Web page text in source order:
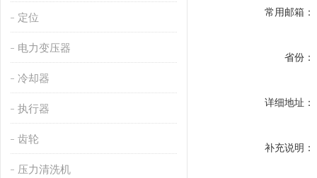
定位
电力变压器
冷却器
执行器
齿轮
压力清洗机
常用邮箱：
省份：
详细地址：
补充说明：